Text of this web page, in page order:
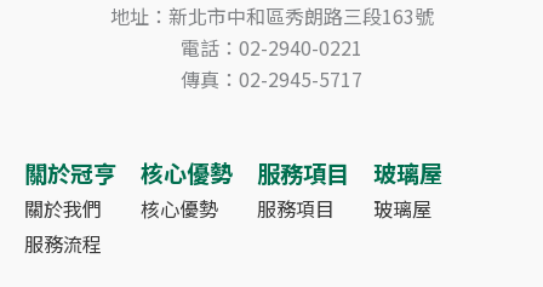
地址：新北市中和區秀朗路三段163號
電話：02-2940-0221
傳真：02-2945-5717
關於冠亨
關於我們
服務流程
核心優勢
核心優勢
服務項目
服務項目
玻璃屋
玻璃屋